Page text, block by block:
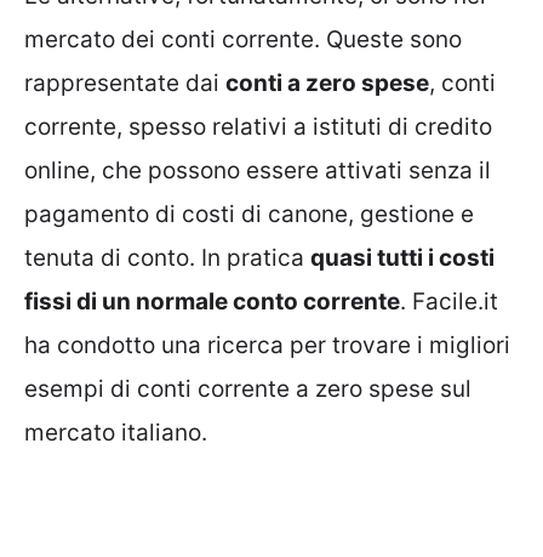
mercato dei conti corrente. Queste sono
rappresentate dai conti a zero spese, conti
corrente, spesso relativi a istituti di credito
online, che possono essere attivati senza il
pagamento di costi di canone, gestione e
tenuta di conto. In pratica quasi tutti i costi
fissi di un normale conto corrente. Facile.it
ha condotto una ricerca per trovare i migliori
esempi di conti corrente a zero spese sul
mercato italiano.